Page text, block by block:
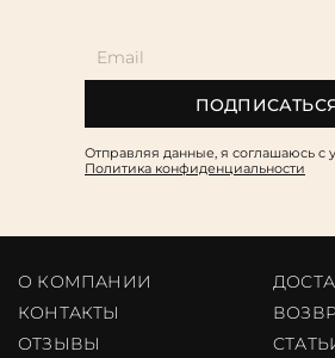
Отправляя данные, я соглашаюсь c
Политика конфиденциальности
О КОМПАНИИ
КОНТАКТЫ
ОТЗЫВЫ